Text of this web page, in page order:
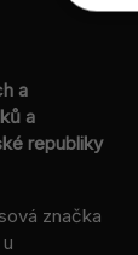
a
a
republiky
značka